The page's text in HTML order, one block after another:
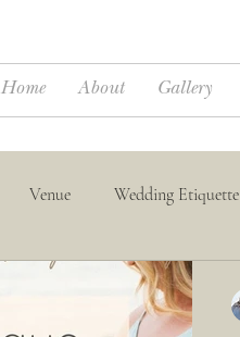
Home About Gallery
Venue Wedding Etiquette
Destination Weddings